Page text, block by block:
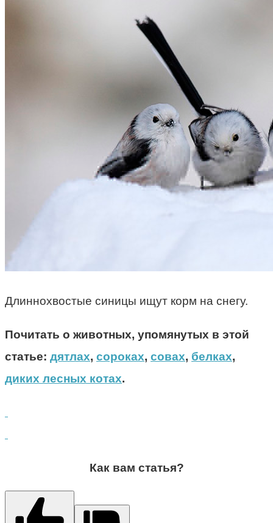
Длиннохвостые синицы ищут корм на снегу.
Почитать о животных, упомянутых в этой
статье: дятлах, сороках, совах, белках,
диких лесных котах.
Как вам статья?